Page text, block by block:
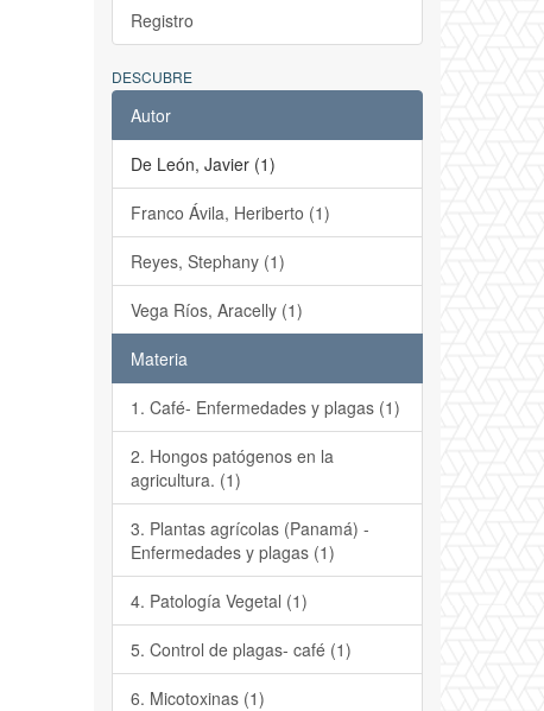
Registro
DESCUBRE
Autor
De León, Javier (1)
Franco Ávila, Heriberto (1)
Reyes, Stephany (1)
Vega Ríos, Aracelly (1)
Materia
1. Café- Enfermedades y plagas (1)
2. Hongos patógenos en la
agricultura. (1)
3. Plantas agrícolas (Panamá) -
Enfermedades y plagas (1)
4. Patología Vegetal (1)
5. Control de plagas- café (1)
6. Micotoxinas (1)